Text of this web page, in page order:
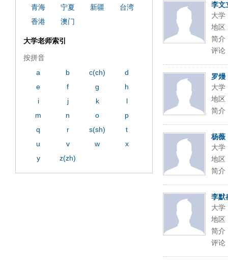
李文
大学
地区
简介
评论
罗熳
大学
地区
简介
杨薇
大学
地区
简介
李默
大学
地区
简介
评论
青海
宁夏 新疆
台湾
香港
澳门
大学老师索引
按拼音
a
b c(ch)
d
e
f g
h
i
j k
l
m
n o
p
q
r s(sh)
t
u
v w
x
y
z(zh)